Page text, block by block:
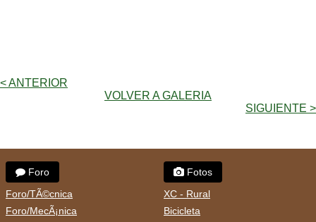
< ANTERIOR
VOLVER A GALERIA
SIGUIENTE >
Foro
Foro/TÃ©cnica
Foro/MecÃ¡nica
Fotos
XC - Rural
Bicicleta